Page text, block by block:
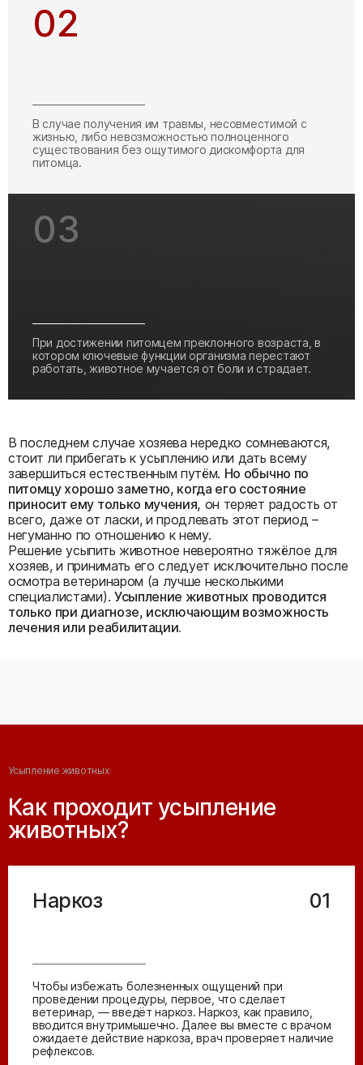
02
В случае получения им травмы, несовместимой с
жизнью, либо невозможностью полноценного
существования без ощутимого дискомфорта для
питомца.
03
При достижении питомцем преклонного возраста, в
котором ключевые функции организма перестают
работать, животное мучается от боли и страдает.
В последнем случае хозяева нередко сомневаются,
стоит ли прибегать к усыплению или дать всему
завершиться естественным путём. Но обычно по
питомцу хорошо заметно, когда его состояние
приносит ему только мучения, он теряет радость от
всего, даже от ласки, и продлевать этот период –
негуманно по отношению к нему.
Решение усыпить животное невероятно тяжёлое для
хозяев, и принимать его следует исключительно после
осмотра ветеринаром (а лучше несколькими
специалистами). Усыпление животных проводится
только при диагнозе, исключающим возможность
лечения или реабилитации.
Усыпление животных
Как проходит усыпление
животных?
Наркоз 01
Чтобы избежать болезненных ощущений при
проведении процедуры, первое, что сделает
ветеринар, — введёт наркоз. Наркоз, как правило,
вводится внутримышечно. Далее вы вместе с врачом
ожидаете действие наркоза, врач проверяет наличие
рефлексов.